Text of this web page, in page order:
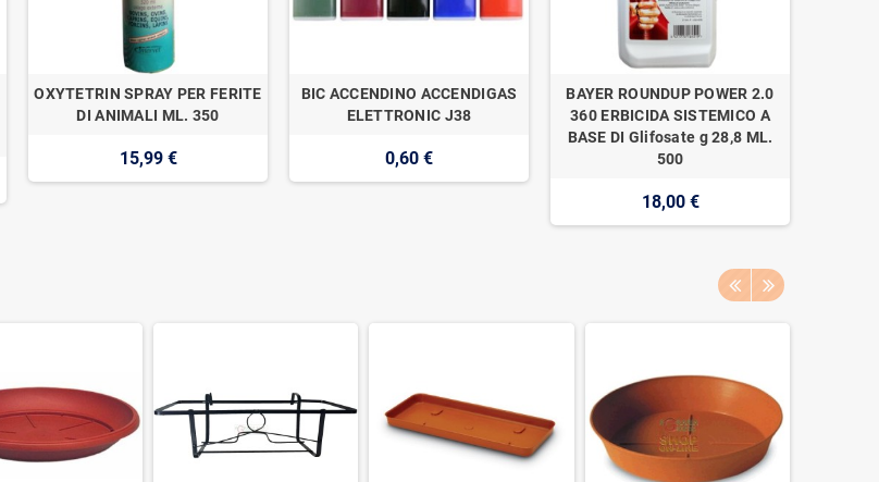
OXYTETRIN SPRAY PER FERITE
DI ANIMALI ML. 350
15,99 €
BIC ACCENDINO ACCENDIGAS
ELETTRONIC J38
0,60 €
BAYER ROUNDUP POWER 2.0
360 ERBICIDA SISTEMICO A
BASE DI Glifosate g 28,8 ML.
500
18,00 €